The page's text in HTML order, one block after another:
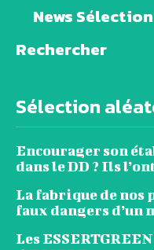
News
Rechercher
Sélection
Encourager son
dans le DD ? Ils
La fabrique de nos
faux dangers d’un
Les